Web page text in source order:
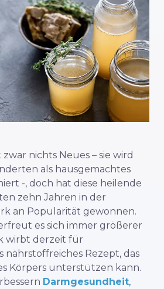
nichts Neues – sie wird
als hausgemachtes
-, doch hat diese heilende
zehn Jahren in der
an Popularität gewonnen.
es sich immer größerer
wirbt derzeit für
nährstoffreiches Rezept, das
Körpers unterstützen kann.
Darmgesundheit,